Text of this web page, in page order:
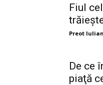
Fiul
Preot
De ce
piaţă